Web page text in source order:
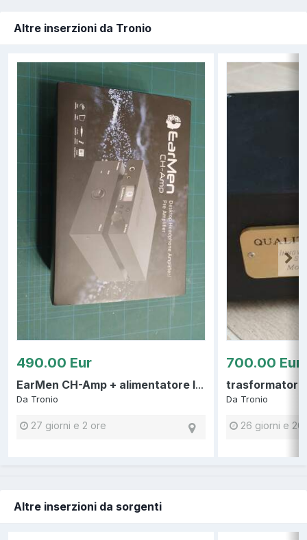
Altre inserzioni da Tronio
490.00 Eur
EarMen CH-Amp + alimentatore lineare PSU-3 amplificatore cuffia preamplificatore
Da Tronio
27 giorni e 2 ore
700.00 Eur
Da Tronio
26 giorni e 20
Altre inserzioni da sorgenti